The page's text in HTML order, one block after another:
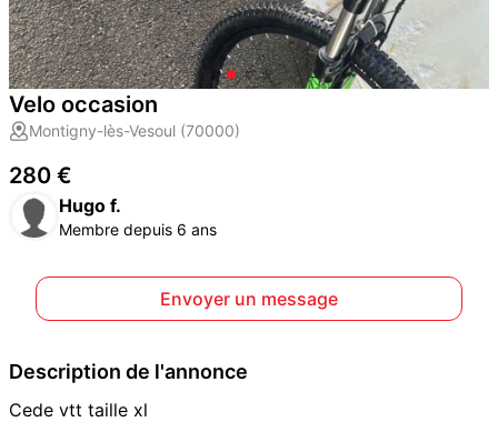
Velo occasion
Montigny-lès-Vesoul (70000)
280 €
Hugo f.
Membre depuis 6 ans
Envoyer un message
Description de l'annonce
Cede vtt taille xl